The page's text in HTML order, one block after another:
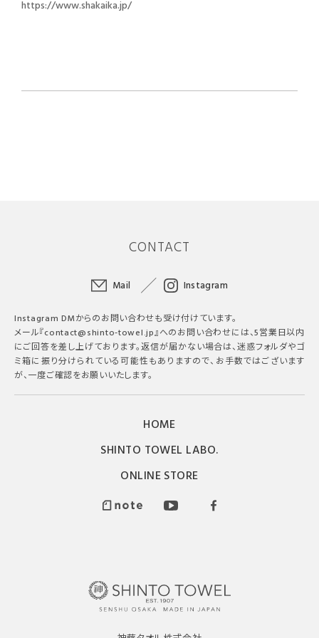
https://www.shakaika.jp/
CONTACT
Mail Instagram
Instagram DMからのお問い合わせも受け付けています。
メール『contact@shinto-towel.jp』へのお問い合わせには、5営業日以内
にご回答を差し上げております。返信が届かない場合は、迷惑フォルダやゴ
ミ箱に振り分けられている可能性もありますので、お手数ではございます
が、一度ご確認をお願いいたします。
HOME
SHINTO TOWEL LABO.
ONLINE STORE